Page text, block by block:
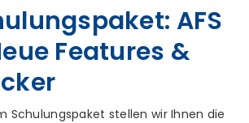
AFS
Features &
Schulungspaket stellen wir Ihnen die